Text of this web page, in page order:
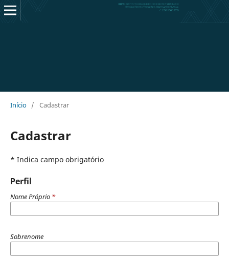
Início / Cadastrar
Cadastrar
* Indica campo obrigatório
Perfil
Nome Próprio *
Sobrenome